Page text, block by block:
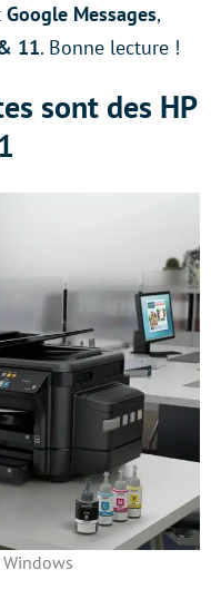
Google Messages,
11. Bonne lecture !
sont des HP